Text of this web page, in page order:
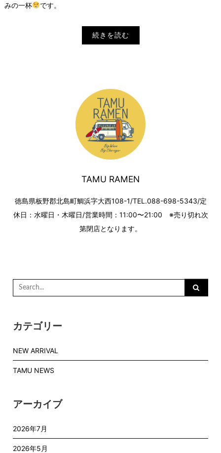
みの一杯
です。
続きを読む
TAMU RAMEN
徳島県板野郡北島町鯛浜字大西108-1/TEL.088-698-5343/定
休日：水曜日・木曜日/営業時間：11:00〜21:00 ※売り切れ次
第閉店となります。
Search
for:
カテゴリー
NEW ARRIVAL
TAMU NEWS
アーカイブ
2026年7月
2026年5月